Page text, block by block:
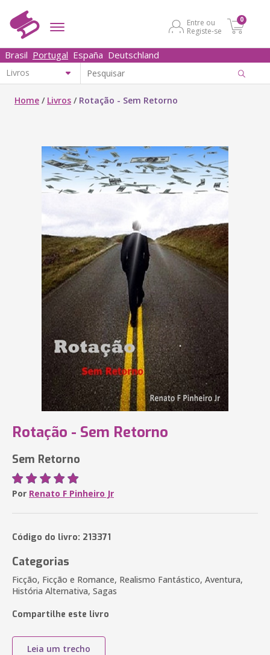
Entre ou
Registe-se
0
Brasil Portugal España Deutschland
Home / Livros / Rotação - Sem Retorno
Rotação - Sem Retorno
Sem Retorno
Por Renato F Pinheiro Jr
Código do livro: 213371
Categorias
Ficção, Ficção e Romance, Realismo Fantástico, Aventura,
História Alternativa, Sagas
Compartilhe este livro
Leia um trecho